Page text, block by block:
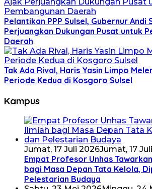
Pelantikan PPP Sulsel, Gubernur Andi
Perjuangkan Dukungan Pusat untuk
Daerah
Tak Ada Rival, Haris Yasin Limpo
Periode Kedua di Kosgoro Sulsel
Kampus
Jumat, 17 Juli 2026Jumat, 17
Empat Profesor Unhas
bagi Masa Depan Tata Kelola,
Pelestarian Budaya